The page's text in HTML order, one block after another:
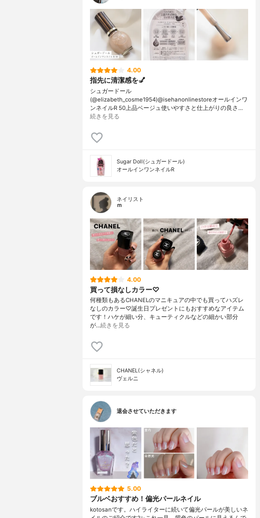
4.00
指先に清潔感を💅
シュガードール
(@elizabeth_cosme1954)@isehanonlinestoreオールインワ
ンネイルR 50上品ベージュ使いやすさと仕上がりの良さ…
続きを見る
Sugar Doll(シュガードール)
オールインワンネイルR
ネイリスト
ｍ
4.00
買って損なしカラー♡
何種類もあるCHANELのマニキュアの中でも買ってハズレ
なしのカラー♡誕生日プレゼントにもおすすめなアイテム
です！ハケが細い分、キューティクルなどの細かい部分
が…続きを見る
CHANEL(シャネル)
ヴェルニ
退会させていただきます
5.00
ブルベおすすめ！偏光パールネイル
kotosanです。ハイライターに続いて偏光パールが美しいネ